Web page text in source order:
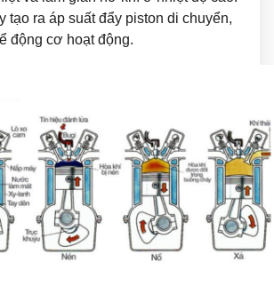
tạo ra áp suất đẩy piston di chuyển,
động cơ hoạt động.